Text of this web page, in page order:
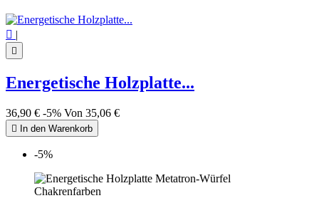
 |

Energetische Holzplatte...
36,90 € -5% Von 35,06 €
 In den Warenkorb
-5%